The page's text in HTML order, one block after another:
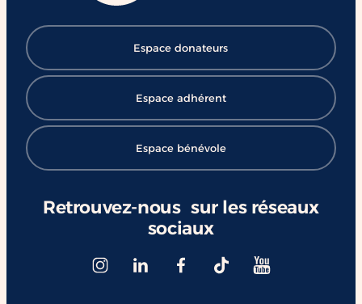
Retrouvez-nous sur les réseaux
sociaux
Espace donateurs
Espace adhérent
Espace bénévole